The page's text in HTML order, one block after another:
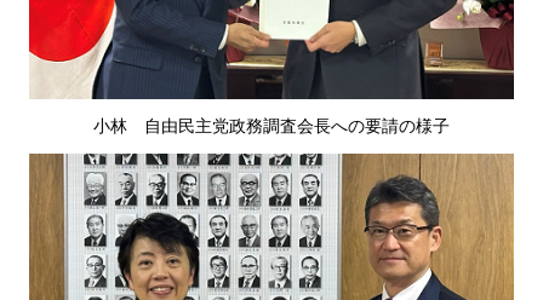
小林 自由民主党政務調査会長への要請の様子